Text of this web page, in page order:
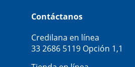
Contáctanos
Credilana en línea
33 2686 5119 Opción 1,1